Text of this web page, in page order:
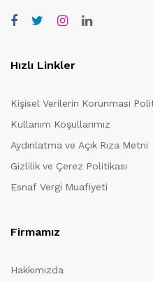
Hızlı Linkler
Kişisel Verilerin Korunması
Kullanım Koşullarımız
Aydınlatma ve Açık Rıza Metni
Gizlilik ve Çerez Politikası
Esnaf Vergi Muafiyeti
Firmamız
Hakkımızda